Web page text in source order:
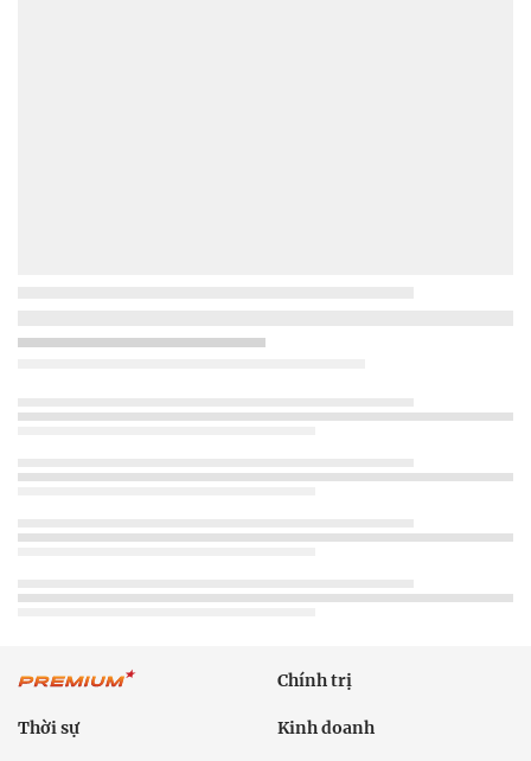
Chính trị
Thời sự Kinh doanh